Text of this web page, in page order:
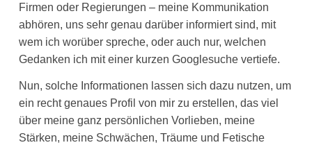
Firmen oder Regierungen – meine Kommunikation
abhören, uns sehr genau darüber informiert sind, mit
wem ich worüber spreche, oder auch nur, welchen
Gedanken ich mit einer kurzen Googlesuche vertiefe.
Nun, solche Informationen lassen sich dazu nutzen, um
ein recht genaues Profil von mir zu erstellen, das viel
über meine ganz persönlichen Vorlieben, meine
Stärken, meine Schwächen, Träume und Fetische